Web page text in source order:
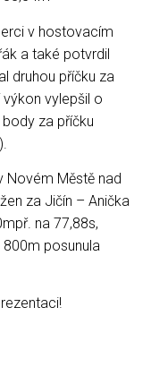
v hostovacím
a také potvrdil
druhou příčku za
vylepšil o
za příčku
Novém Městě nad
za Jičín – Anička
na 77,88s,
posunula